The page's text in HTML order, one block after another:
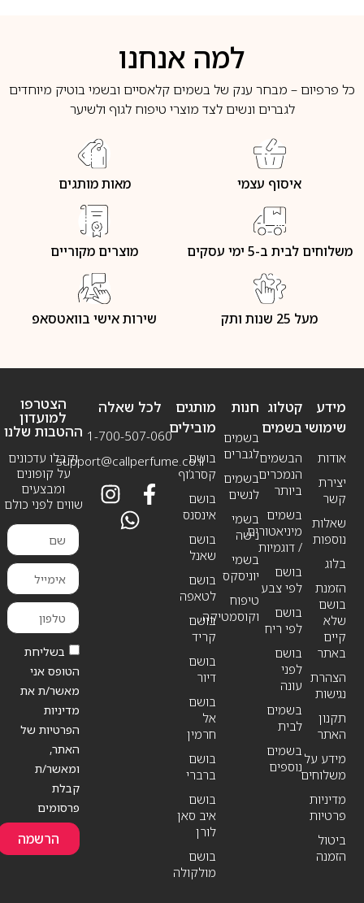
למה אנחנו
כל פרפיום – מבחר ענק של בשמים קלאסיים ובשמי בוטיק מיוחדים
לגברים ונשים לצד מוצרי טיפוח לגוף ולשיער
איסוף עצמי מאות מותגים
משלוחים לבית ב-5 ימי עסקים מוצרים מקוריים
מעל 25 שנות ותק שירות אישי בוואטסאפ
מידע
שימושי
אודות
יצירת
קשר
שאלות
נוספות
בלוג
הזמנת
בושם
שלא
קיים
באתר
הצהרת
נגישות
תקנון
האתר
מידע על
משלוחים
מדיניות
פרטיות
ביטול
הזמנה
חנות
בשמים
לגברים
בשמים
לנשים
בשמי
נישה
בשמי
יוניסקס
טיפוח
וקוסמטיקה
קטלוג
בשמים
הבשמים
הנמכרים
ביותר
בשמים
מיניאטורים
/ דוגמיות
בושם
לפי צבע
בושם
לפי ריח
בושם
לפני
עונה
בשמים
לבית
בשמים
נוספים
מותגים
מובילים
בושם
קסרג’וף
בושם
אינסנס
בושם
שאנל
בושם
לטאפה
בושם
קריד
בושם
דיור
בושם
אל
חרמין
בושם
ברברי
בושם
איב סאן
לורן
בושם
מולקולה
לכל שאלה
1-700-507-060
support@callperfume.co.il
הצטרפו
למועדון
ההטבות שלנו
וקבלו עדכונים
על קופונים
ומבצעים
שווים לפני כולם
בשליחת
הטופס אני
מאשר/ת את
מדיניות
הפרטיות של
האתר,
ומאשר/ת
קבלת
פרסומים
הרשמה